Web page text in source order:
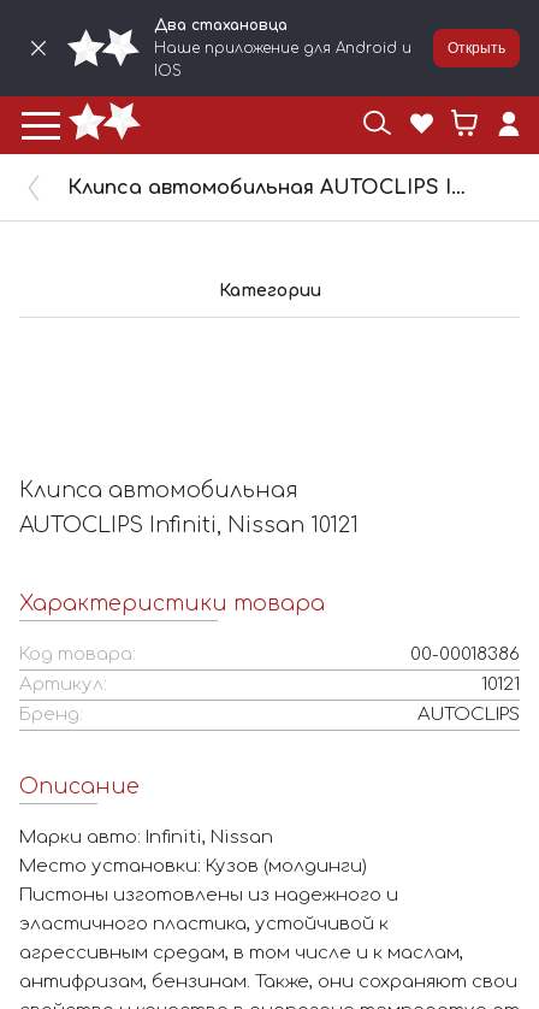
Два стахановца
Наше приложение для Android и
IOS
Открыть
Клипса автомобильная AUTOCLIPS Infiniti, Nissan 10121
Категории
Клипса автомобильная
AUTOCLIPS Infiniti, Nissan 10121
Характеристики товара
Код товара:
00-00018386
Артикул:
10121
Бренд:
AUTOCLIPS
Описание
Марки авто: Infiniti, Nissan
Место установки: Кузов (молдинги)
Пистоны изготовлены из надежного и
эластичного пластика, устойчивой к
агрессивным средам, в том числе и к маслам,
антифризам, бензинам. Также, они сохраняют свои